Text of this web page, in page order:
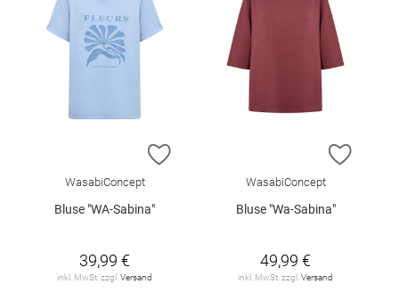
ZUR WUNSCHLISTE HINZUFÜGEN
WasabiConcept
Bluse "WA-Sabina"
39,99 €
inkl. MwSt. zzgl. Versand
ZUR
WasabiConcept
Bluse "Wa-Sabina"
49,99 €
inkl. MwSt. zzgl. Versand